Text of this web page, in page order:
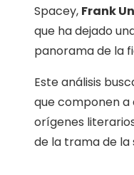
Spacey, Frank
que ha dejado
panorama de la
Este análisis
que componen a
orígenes
de la trama de la